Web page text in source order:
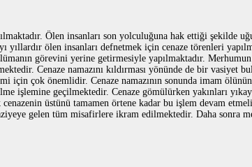
Ölen insanları son yolculuğuna hak ettiği şekilde
yıllardır ölen insanları defnetmek için cenaze törenleri
görevini yerine getirmesiyle yapılmaktadır. Merhumun
Cenaze namazını kıldırması yönünde de bir vasiyet
için çok önemlidir. Cenaze namazının sonunda imam
işlemine geçilmektedir. Cenaze gömülürken yakınları
cenazenin üstünü tamamen örtene kadar bu işlem devam
gelen tüm misafirlere ikram edilmektedir. Daha sonra